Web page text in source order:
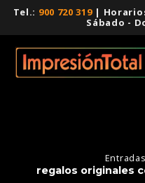
Tel.: 900 720 319|
Sábado -
regalos originales